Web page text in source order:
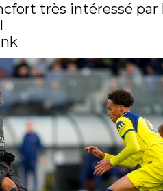
très intéressé par